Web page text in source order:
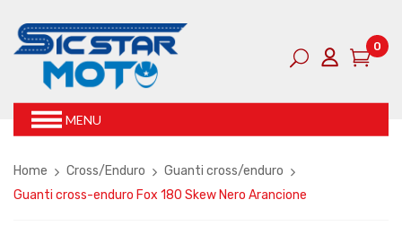
0
MENU
Home Cross/Enduro
Guanti cross/enduro
Guanti cross-enduro Fox 180 Skew Nero Arancione